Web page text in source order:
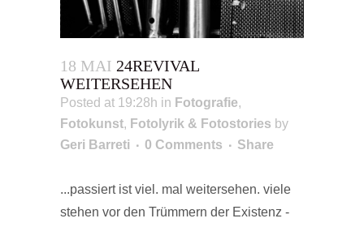
18 MAI 24REVIVAL
WEITERSEHEN
Posted at 19:28h in Fotografie,
Fotokunst, Fotolyrik & Fotostories by
Geri Barreti
0 Comments Share
...passiert ist viel. mal weitersehen. viele
stehen vor den Trümmern der Existenz -